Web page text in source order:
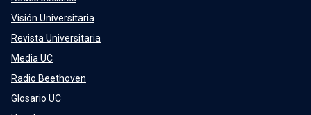
Visión Universitaria
Revista Universitaria
Media UC
Radio Beethoven
Glosario UC